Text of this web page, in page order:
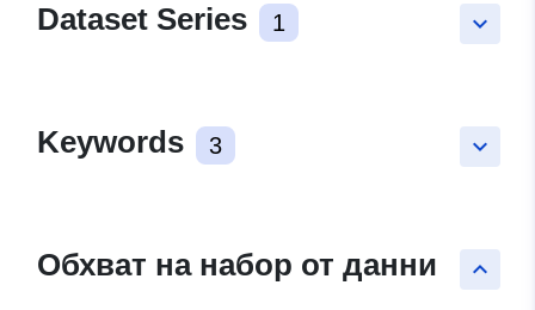
keyboard_arrow_down
Dataset Series 1
keyboard_arrow_down
Keywords 3
keyboard_arrow_up
Обхват на набор от данни